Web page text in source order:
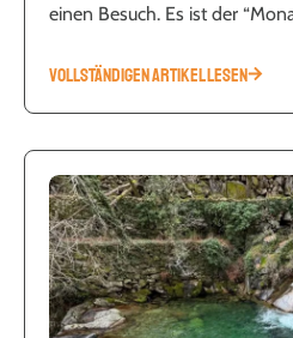
einen Besuch. Es ist der
VOLLSTÄNDIGEN ARTIKEL LESEN